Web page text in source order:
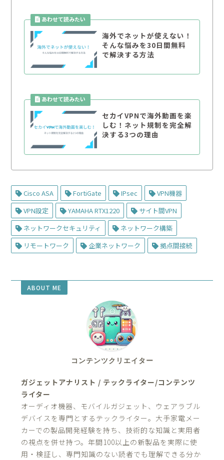
海外でネットが使えない！
そんな悩みを30日間無料
で解決する方法
セカイVPNで海外動画を楽
しむ！ネット規制を完全解
決する3つの理由
Cisco ASA FortiGate IPsec
VPN機器
VPN設定
YAMAHA RTX1220
サイト間VPN
ネットワークセキュリティ
ネットワーク構築
リモートワーク
企業ネットワーク 拠点間接続
ABOUT ME
コンテンツクリエイター
ガジェットアナリスト / テックライター/コンテンツ
ライター
オーディオ機器、モバイルガジェット、ウェアラブル
デバイスを専門とするテックライター。大手家電メー
カーでの製品開発経験を持ち、技術的な知識と実用者
の視点を併せ持つ。年間100以上の新製品を実際に使
用・検証し、専門知識のない読者でも理解できる分か